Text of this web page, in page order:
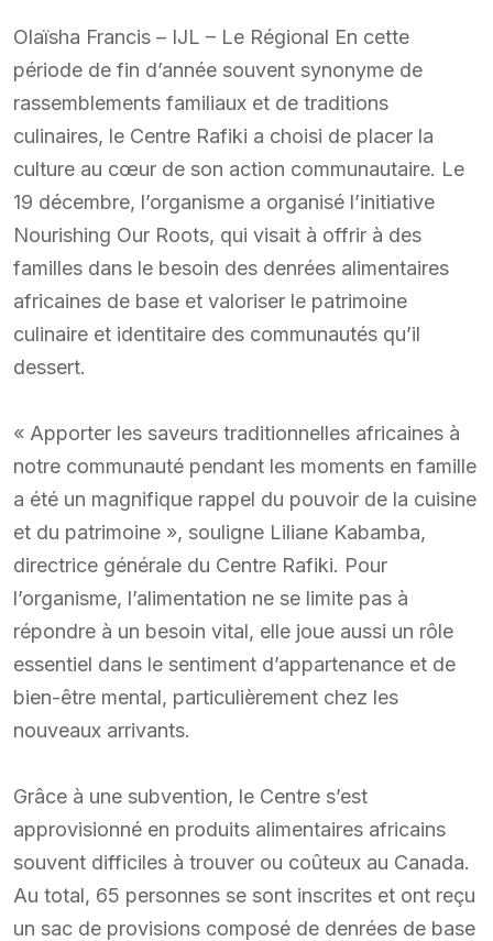
Olaïsha Francis – IJL – Le Régional En cette
période de fin d’année souvent synonyme de
rassemblements familiaux et de traditions
culinaires, le Centre Rafiki a choisi de placer la
culture au cœur de son action communautaire. Le
19 décembre, l’organisme a organisé l’initiative
Nourishing Our Roots, qui visait à offrir à des
familles dans le besoin des denrées alimentaires
africaines de base et valoriser le patrimoine
culinaire et identitaire des communautés qu’il
dessert.
« Apporter les saveurs traditionnelles africaines à
notre communauté pendant les moments en famille
a été un magnifique rappel du pouvoir de la cuisine
et du patrimoine », souligne Liliane Kabamba,
directrice générale du Centre Rafiki. Pour
l’organisme, l’alimentation ne se limite pas à
répondre à un besoin vital, elle joue aussi un rôle
essentiel dans le sentiment d’appartenance et de
bien-être mental, particulièrement chez les
nouveaux arrivants.
Grâce à une subvention, le Centre s’est
approvisionné en produits alimentaires africains
souvent difficiles à trouver ou coûteux au Canada.
Au total, 65 personnes se sont inscrites et ont reçu
un sac de provisions composé de denrées de base